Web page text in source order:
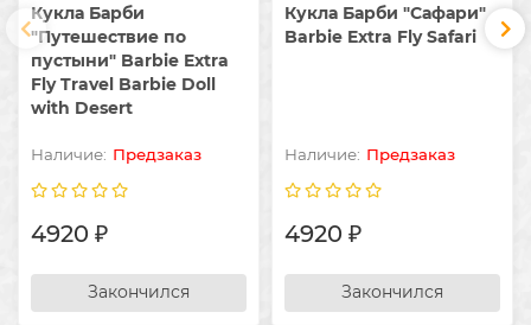
Кукла Барби
"Путешествие по
пустыни" Barbie Extra
Fly Travel Barbie Doll
with Desert
Предзаказ
4920 ₽
Закончился
Кукла Барби "Сафари"
Barbie Extra Fly Safari
Предзаказ
4920 ₽
Закончился